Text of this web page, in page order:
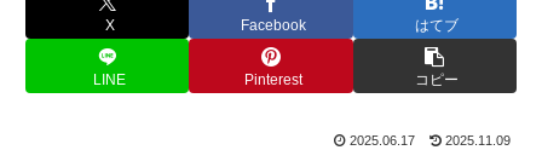
X Facebook はてブ
LINE Pinterest コピー
2025.06.17 2025.11.09